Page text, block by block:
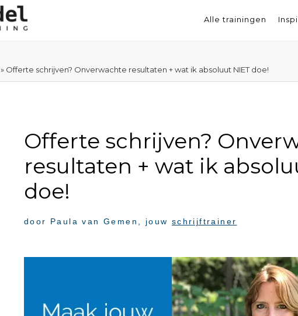
Alle trainingen
» Offerte schrijven? Onverwachte resultaten + wat ik absoluut NIET doe!
Offerte schrijven?
resultaten + wat ik
doe!
door Paula van Gemen , jouw schrijftrainer